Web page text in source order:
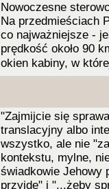
Nowoczesne
Na przedmieściach
co najważniejsze -
prędkość około 90
okien kabiny, w
"Zajmijcie się
translacyjny albo
wszystko, ale nie
kontekstu, mylne,
świadkowie Jehowy
przyjdę" i "...żeby